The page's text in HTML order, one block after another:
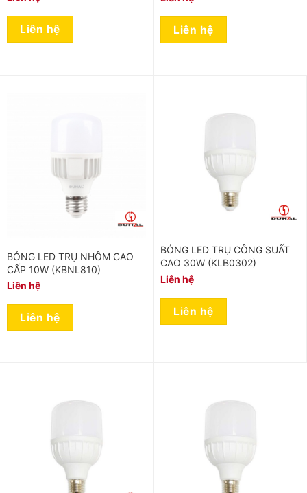
Liên hệ Liên hệ
BÓNG LED TRỤ NHÔM CAO
CẤP 10W (KBNL810)
Liên hệ
Liên hệ
BÓNG LED TRỤ CÔNG SUẤT
CAO 30W (KLB0302)
Liên hệ
Liên hệ